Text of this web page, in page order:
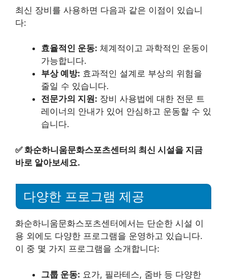
최신 장비를 사용하면 다음과 같은 이점이 있습니
다:
효율적인 운동: 체계적이고 과학적인 운동이
가능합니다.
부상 예방: 효과적인 설계로 부상의 위험을
줄일 수 있습니다.
전문가의 지원: 장비 사용법에 대한 전문 트
레이너의 안내가 있어 안심하고 운동할 수 있
습니다.
✅화순하니움문화스포츠센터의 최신 시설을 지금
바로 알아보세요.
다양한 프로그램 제공
화순하니움문화스포츠센터에서는 단순한 시설 이
용 외에도 다양한 프로그램을 운영하고 있습니다.
이 중 몇 가지 프로그램을 소개합니다:
그룹 운동: 요가, 필라테스, 줌바 등 다양한